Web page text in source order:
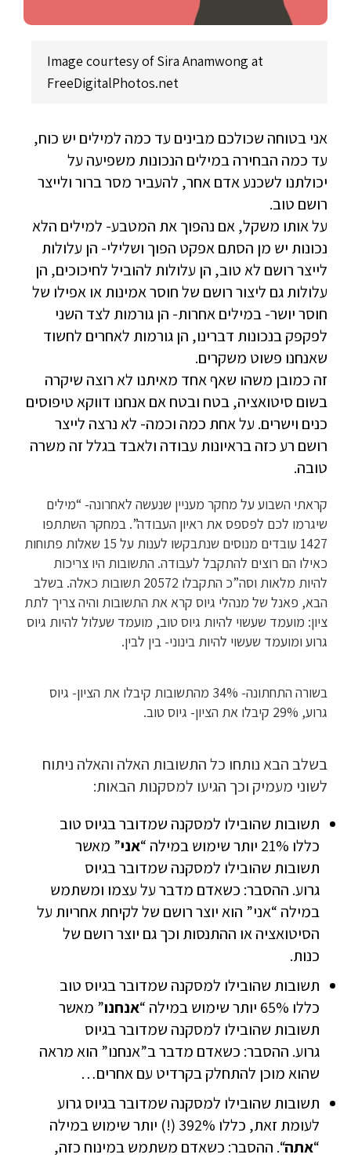
Image courtesy of Sira Anamwong at
FreeDigitalPhotos.net
אני בטוחה שכולכם מבינים עד כמה למילים יש כוח,
עד כמה הבחירה במילים הנכונות משפיעה על
יכולתנו לשכנע אדם אחר, להעביר מסר ברור ולייצר
רושם טוב.
על אותו משקל, אם נהפוך את המטבע- למילים הלא
נכונות יש מן הסתם אפקט הפוך ושלילי- הן עלולות
לייצר רושם לא טוב, הן עלולות להוביל לחיכוכים, הן
עלולות גם ליצור רושם של חוסר אמינות או אפילו של
חוסר יושר- במילים אחרות- הן גורמות לצד השני
לפקפק בנכונות דברינו, הן גורמות לאחרים לחשוד
שאנחנו פשוט משקרים.
זה כמובן משהו שאף אחד מאיתנו לא רוצה שיקרה
בשום סיטואציה, בטח ובטח אם אנחנו דווקא טיפוסים
כנים וישרים. על אחת כמה וכמה- לא נרצה לייצר
רושם רע כזה בראיונות עבודה ולאבד בגלל זה משרה
טובה.
קראתי השבוע על מחקר מעניין שנעשה לאחרונה- “מילים
שיגרמו לכם לפספס את ראיון העבודה”. במחקר השתתפו
1427 עובדים מנוסים שנתבקשו לענות על 15 שאלות פתוחות
כאילו הם רוצים להתקבל לעבודה. התשובות היו צריכות
להיות מלאות וסה”כ התקבלו 20572 תשובות כאלה. בשלב
הבא, פאנל של מנהלי גיוס קרא את התשובות והיה צריך לתת
ציון: מועמד שעשוי להיות גיוס טוב, מועמד שעלול להיות גיוס
גרוע ומועמד שעשוי להיות בינוני- בין לבין.
בשורה התחתונה- 34% מהתשובות קיבלו את הציון- גיוס
גרוע, 29% קיבלו את הציון- גיוס טוב.
בשלב הבא נותחו כל התשובות האלה והאלה ניתוח
לשוני מעמיק וכך הגיעו למסקנות הבאות:
תשובות שהובילו למסקנה שמדובר בגיוס טוב
כללו 21% יותר שימוש במילה “
אני” מאשר
תשובות שהובילו למסקנה שמדובר בגיוס
גרוע. ההסבר: כשאדם מדבר על עצמו ומשתמש
במילה “אני” הוא יוצר רושם של לקיחת אחריות על
הסיטואציה או ההתנסות וכך גם יוצר רושם של
כנות.
תשובות שהובילו למסקנה שמדובר בגיוס טוב
כללו 65% יותר שימוש במילה “
אנחנו” מאשר
תשובות שהובילו למסקנה שמדובר בגיוס
גרוע. ההסבר: כשאדם מדבר ב”אנחנו” הוא מראה
שהוא מוכן להתחלק בקרדיט עם אחרים…
תשובות שהובילו למסקנה שמדובר בגיוס גרוע
לעומת זאת, כללו 392% (!) יותר שימוש במילה
“אתה“. ההסבר: כשאדם משתמש במינוח כזה,